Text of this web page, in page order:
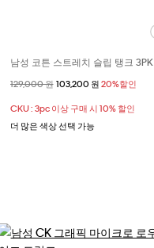
남성 코튼 스트레치 슬립 탱크 3PK
할인 전 가격
129,000 원할인된 가격
103,200 원 20%할인
CKU : 3pc 이상 구매 시 10% 할인
더 많은 색상 선택 가능